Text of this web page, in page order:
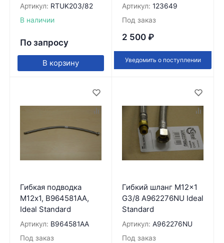
Артикул: RTUK203/82
В наличии
По запросу
В корзину
Артикул: 123649
Под заказ
2 500 ₽
Уведомить о поступлении
Гибкая подводка
М12x1, B964581AA,
Ideal Standard
Артикул: B964581AA
Под заказ
Гибкий шланг M12x1
G3/8 A962276NU Ideal
Standard
Артикул: A962276NU
Под заказ